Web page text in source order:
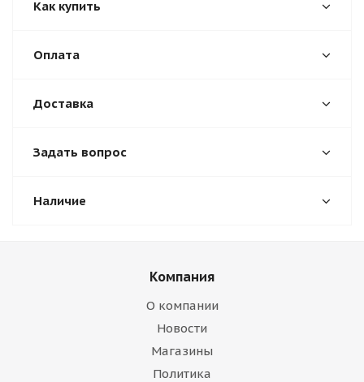
Как купить
Оплата
Доставка
Задать вопрос
Наличие
Компания
О компании
Новости
Магазины
Политика